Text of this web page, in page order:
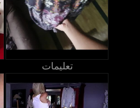
تعليمات